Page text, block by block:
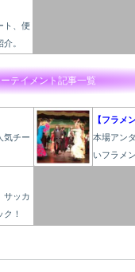
ト、便
。
テイメント記事一覧
気チー
【フラメ
本場アン
いフラメ
サッカ
！